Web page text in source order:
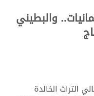
والبطيني
التراث الخالدة